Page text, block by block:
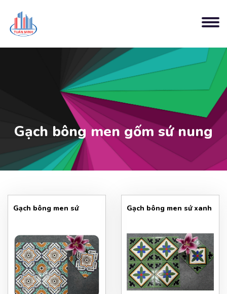
Gạch bông men gốm sứ nung
Gạch bông men sứ Gạch bông men sứ xanh